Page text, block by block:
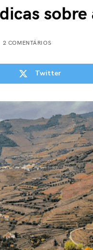
sobre
2 COMENTÁRIOS
Twitter